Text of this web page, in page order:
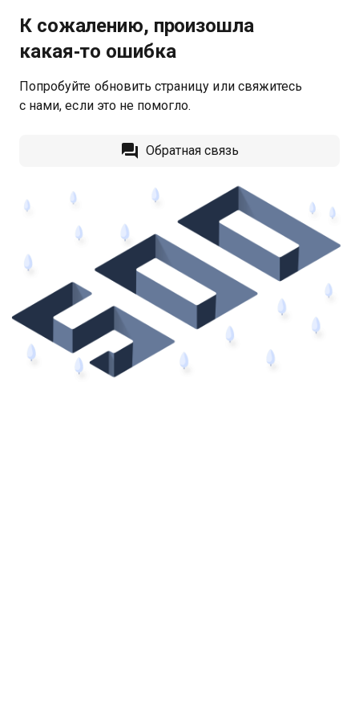
К сожалению, произошла
какая‑то ошибка
Попробуйте обновить страницу или свяжитесь
с нами, если это не помогло.
Обратная связь